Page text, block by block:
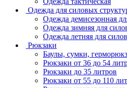
Одежда для силовых
Одежда демисезонная
Одежда зимняя для
Одежда летняя для
Рюкзаки
Баулы, сумки,
Рюкзаки от 36 до 54
Рюкзаки до 35 литров
Рюкзаки от 55 до 110